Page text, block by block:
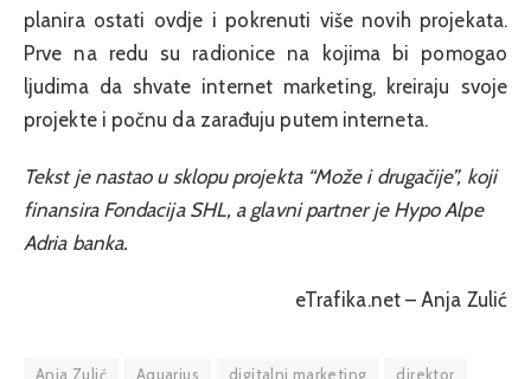
planira ostati ovdje i pokrenuti više novih projekata.
Prve na redu su radionice na kojima bi pomogao
ljudima da shvate internet marketing, kreiraju svoje
projekte i počnu da zarađuju putem interneta.
Tekst je nastao u sklopu projekta “Može i drugačije”, koji
finansira Fondacija SHL, a glavni partner je Hypo Alpe
Adria banka.
eTrafika.net – Anja Zulić
Anja Zulić Aquarius digitalni marketing
direktor